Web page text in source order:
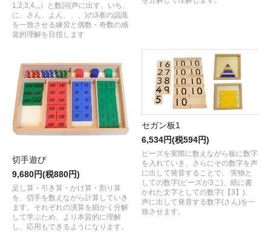
1,2,3,4,,,）と数詞(声に出す、いち、
に、さん、よん、、、)の3者の認識
を一致させる練習と偶数・奇数の感
覚的理解を目指します
切手遊び
9,680円(税880円)
足し算・引き算・かけ算・割り算
を、切手を数えながら計算していき
ます。それぞれの演算を細かく分解
して学ぶため、より本質的に理解
し、応用もできるようになります。
セガン板1
6,534円(税594円)
ビーズを実際に数えながら板に数字
を入れていき、さらにその数字を声
に出して発音することで、 実物と
しての数字(ビーズが3こ)、紙に書
かれた文字としての数字(【3】)、
声に出して発音する数字(さん)を一
致させます。